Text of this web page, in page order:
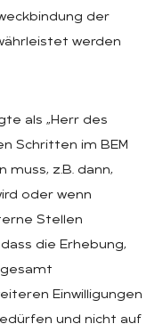
der
werden
als „Herr des
Schritten im BEM
muss, z.B. dann,
oder wenn
Stellen
die Erhebung,
Einwilligungen
und nicht auf